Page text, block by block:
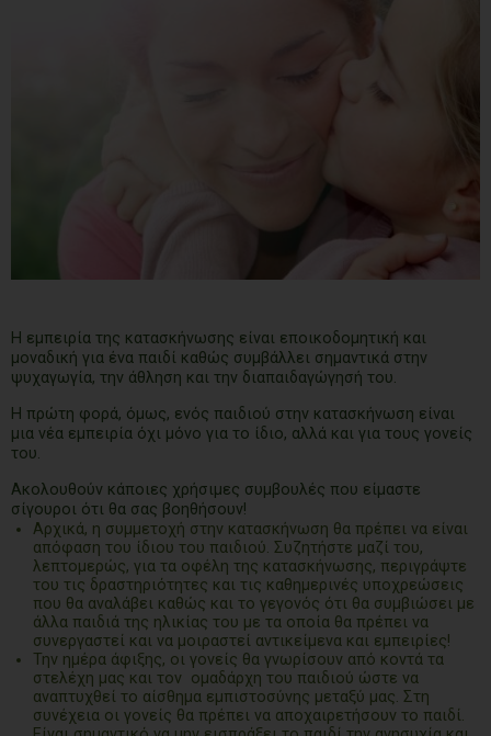
Η εμπειρία της κατασκήνωσης είναι εποικοδομητική και
μοναδική για ένα παιδί καθώς συμβάλλει σημαντικά στην
ψυχαγωγία, την άθληση και την διαπαιδαγώγησή του.
Η πρώτη φορά, όμως, ενός παιδιού στην κατασκήνωση είναι
μια νέα εμπειρία όχι μόνο για το ίδιο, αλλά και για τους γονείς
του.
Ακολουθούν κάποιες χρήσιμες συμβουλές που είμαστε
σίγουροι ότι θα σας βοηθήσουν!
Αρχικά, η συμμετοχή στην κατασκήνωση θα πρέπει να είναι
απόφαση του ίδιου του παιδιού. Συζητήστε μαζί του,
λεπτομερώς, για τα οφέλη της κατασκήνωσης, περιγράψτε
του τις δραστηριότητες και τις καθημερινές υποχρεώσεις
που θα αναλάβει καθώς και το γεγονός ότι θα συμβιώσει με
άλλα παιδιά της ηλικίας του με τα οποία θα πρέπει να
συνεργαστεί και να μοιραστεί αντικείμενα και εμπειρίες!
Την ημέρα άφιξης, οι γονείς θα γνωρίσουν από κοντά τα
στελέχη μας και τον ομαδάρχη του παιδιού ώστε να
αναπτυχθεί το αίσθημα εμπιστοσύνης μεταξύ μας. Στη
συνέχεια οι γονείς θα πρέπει να αποχαιρετήσουν το παιδί.